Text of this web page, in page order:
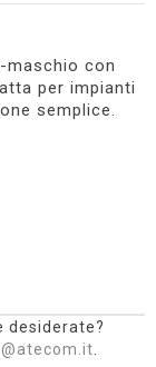
maschio con
per impianti
semplice.
desiderate?